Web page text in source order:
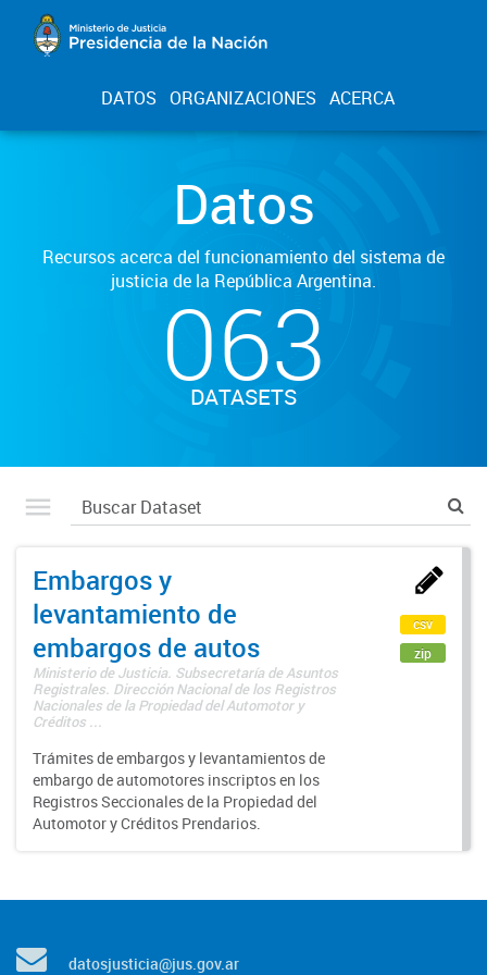
DATOS ORGANIZACIONES ACERCA
Datos
Recursos acerca del funcionamiento del sistema de
justicia de la República Argentina.
063
DATASETS
Embargos y
levantamiento de
embargos de autos
Ministerio de Justicia. Subsecretaría de Asuntos
Registrales. Dirección Nacional de los Registros
Nacionales de la Propiedad del Automotor y
Créditos ...
Trámites de embargos y levantamientos de
embargo de automotores inscriptos en los
Registros Seccionales de la Propiedad del
Automotor y Créditos Prendarios.
csv
zip
datosjusticia@jus.gov.ar